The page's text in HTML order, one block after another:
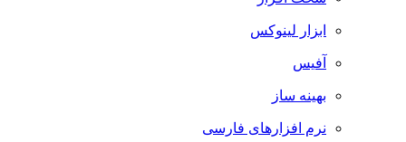
ابزار لینوکس
آفیس
بهینه ساز
نرم افزارهای فارسی